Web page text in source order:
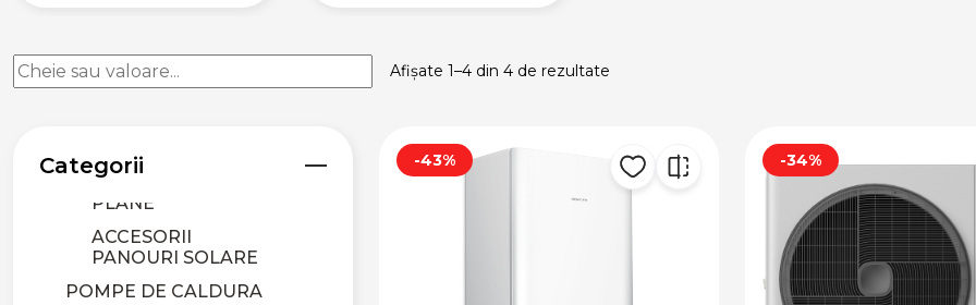
Afișate 1–4 din 4 de rezultate
Categorii
PANOURI SOLARE ȘI
ACCESORII
PANOURI SOLARE
PLANE
ACCESORII
PANOURI SOLARE
POMPE DE CALDURA
-43% -34%